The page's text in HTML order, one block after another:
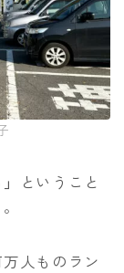
ということ
人ものラン